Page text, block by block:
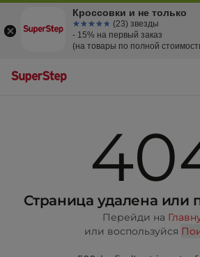
Страница удалена или
Перейди на
или воспользуйся
Кроссовки и не только
☆☆☆☆☆
★★★★★ (23) звезды
- 15% на первый заказ
(на товары по полной